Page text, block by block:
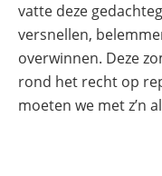
vatte deze
versnellen,
overwinnen. Deze
rond het recht op
moeten we met z’n